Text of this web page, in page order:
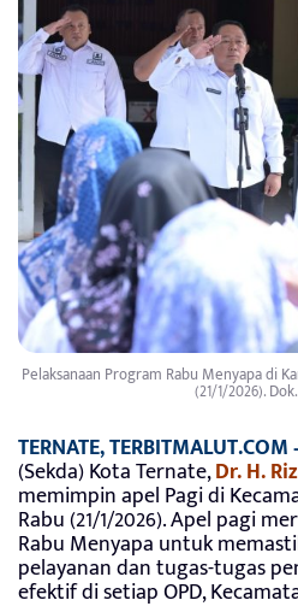
Pelaksanaan Program Rabu Menyapa di
(21/1/2026).
TERNATE,
(Sekda) Kota Ternate,Dr. H.
memimpin apel Pagi di
Rabu (21/1/2026). Apel pagi
Rabu Menyapa untuk
pelayanan dan tugas-tugas
efektif di setiap OPD,